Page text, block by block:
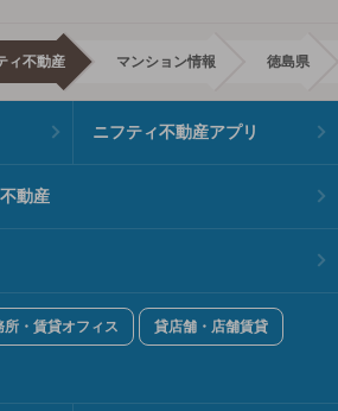
ィ不動産 マンション情報 徳島県
ニフティ不動産アプリ
動産
所・賃貸オフィス 貸店舗・店舗賃貸